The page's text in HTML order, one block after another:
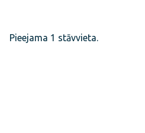
Pieejama 1 stāvvieta.